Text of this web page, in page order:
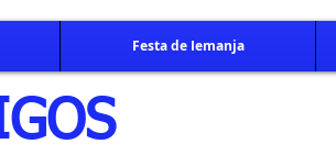
Festa de Iemanja